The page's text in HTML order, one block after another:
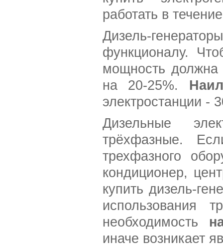
работать в
Дизель-
функционалу.
мощность
на 20-25%.
электростанции -
Дизельные
трёхфазные.
трехфазного
кондиционер,
купить дизель-
использования
необходимость
иначе возникает